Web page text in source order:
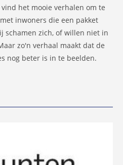
het mooie verhalen om te
inwoners die een pakket
schamen zich, of willen niet in
zo'n verhaal maakt dat de
nog beter is in te beelden.